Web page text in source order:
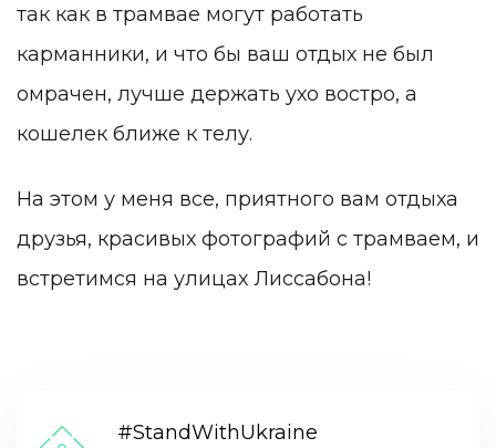
так как в трамвае могут работать
карманники, и что бы ваш отдых не был
омрачен, лучше держать ухо востро, а
кошелек ближе к телу.
На этом у меня все, приятного вам отдыха
друзья, красивых фотографий с трамваем, и
встретимся на улицах Лиссабона!
#StandWithUkraine